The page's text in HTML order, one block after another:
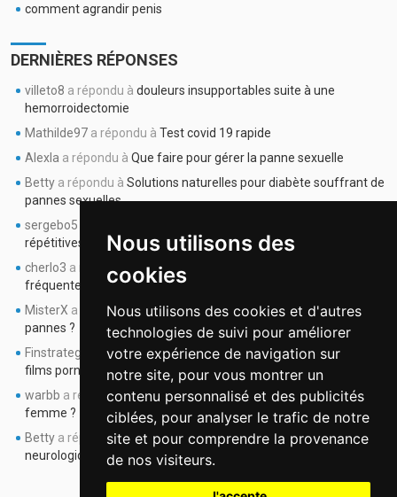
Nous utilisons des
cookies
Nous utilisons des cookies et d'autres
technologies de suivi pour améliorer
votre expérience de navigation sur
notre site, pour vous montrer un
contenu personnalisé et des publicités
ciblées, pour analyser le trafic de notre
site et pour comprendre la provenance
de nos visiteurs.
comment agrandir penis
DERNIÈRES RÉPONSES
villeto8 a répondu à douleurs insupportables suite à une
hemorroidectomie
Mathilde97 a répondu à Test covid 19 rapide
Alexla a répondu à Que faire pour gérer la panne sexuelle
Betty a répondu à Solutions naturelles pour diabète souffrant de
pannes sexuelles
sergebo5
répétitives depuis 6 mois
cherlo3 a répondu àj’ai 45 ans et j’ai des pannes sexuelles
fréquentes
MisterX a répondu àla pollyakurie peut elle être la cause de mes
pannes ?
Finstrateg
a répondu àquel rapport entre pannes sexuelles et les
films pornos ??
warbb a répondu àpannes sexuelles : comment en parler avec la
femme ?
Betty a répondu àles pannes sexuelles lorsqu’on a une maladie
neurologique...